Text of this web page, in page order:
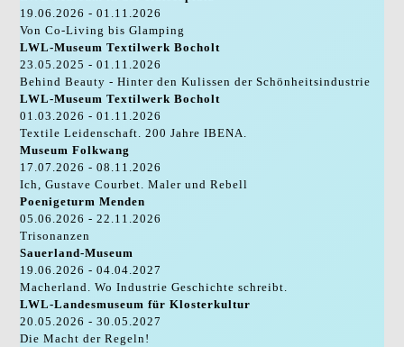
19.06.2026 - 01.11.2026
Von Co-Living bis Glamping
LWL-Museum Textilwerk Bocholt
23.05.2025 - 01.11.2026
Behind Beauty - Hinter den Kulissen der Schönheitsindustrie
LWL-Museum Textilwerk Bocholt
01.03.2026 - 01.11.2026
Textile Leidenschaft. 200 Jahre IBENA.
Museum Folkwang
17.07.2026 - 08.11.2026
Ich, Gustave Courbet. Maler und Rebell
Poenigeturm Menden
05.06.2026 - 22.11.2026
Trisonanzen
Sauerland-Museum
19.06.2026 - 04.04.2027
Macherland. Wo Industrie Geschichte schreibt.
LWL-Landesmuseum für Klosterkultur
20.05.2026 - 30.05.2027
Die Macht der Regeln!